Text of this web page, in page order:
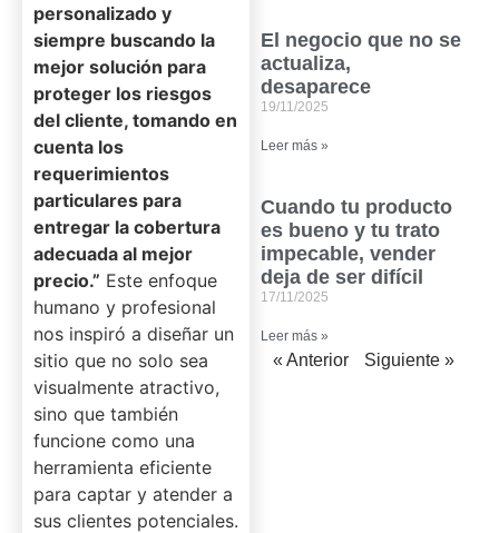
personalizado y
siempre buscando la
mejor solución para
proteger los riesgos
del cliente, tomando en
cuenta los
requerimientos
particulares para
entregar la cobertura
adecuada al mejor
precio.” Este enfoque
humano y profesional
nos inspiró a diseñar un
sitio que no solo sea
visualmente atractivo,
sino que también
funcione como una
herramienta eficiente
para captar y atender a
sus clientes potenciales.
El negocio que no se
actualiza,
desaparece
19/11/2025
Leer más »
Cuando tu producto
es bueno y tu trato
impecable, vender
deja de ser difícil
17/11/2025
Leer más »
« Anterior Siguiente »